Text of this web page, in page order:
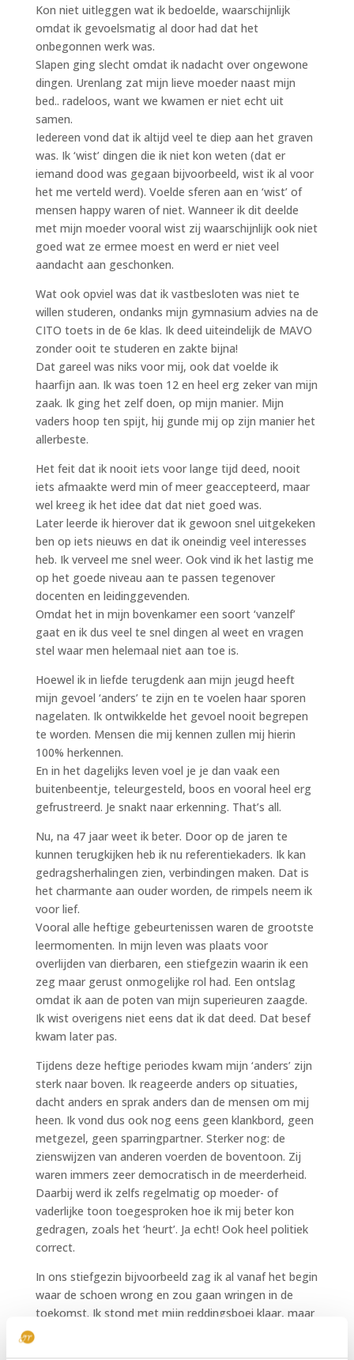
Kon niet uitleggen wat ik bedoelde, waarschijnlijk
omdat ik gevoelsmatig al door had dat het
onbegonnen werk was.
Slapen ging slecht omdat ik nadacht over ongewone
dingen. Urenlang zat mijn lieve moeder naast mijn
bed.. radeloos, want we kwamen er niet echt uit
samen.
Iedereen vond dat ik altijd veel te diep aan het graven
was. Ik ‘wist’ dingen die ik niet kon weten (dat er
iemand dood was gegaan bijvoorbeeld, wist ik al voor
het me verteld werd). Voelde sferen aan en ‘wist’ of
mensen happy waren of niet. Wanneer ik dit deelde
met mijn moeder vooral wist zij waarschijnlijk ook niet
goed wat ze ermee moest en werd er niet veel
aandacht aan geschonken.
Wat ook opviel was dat ik vastbesloten was niet te
willen studeren, ondanks mijn gymnasium advies na de
CITO toets in de 6e klas. Ik deed uiteindelijk de MAVO
zonder ooit te studeren en zakte bijna!
Dat gareel was niks voor mij, ook dat voelde ik
haarfijn aan. Ik was toen 12 en heel erg zeker van mijn
zaak. Ik ging het zelf doen, op mijn manier. Mijn
vaders hoop ten spijt, hij gunde mij op zijn manier het
allerbeste.
Het feit dat ik nooit iets voor lange tijd deed, nooit
iets afmaakte werd min of meer geaccepteerd, maar
wel kreeg ik het idee dat dat niet goed was.
Later leerde ik hierover dat ik gewoon snel uitgekeken
ben op iets nieuws en dat ik oneindig veel interesses
heb. Ik verveel me snel weer. Ook vind ik het lastig me
op het goede niveau aan te passen tegenover
docenten en leidinggevenden.
Omdat het in mijn bovenkamer een soort ‘vanzelf’
gaat en ik dus veel te snel dingen al weet en vragen
stel waar men helemaal niet aan toe is.
Hoewel ik in liefde terugdenk aan mijn jeugd heeft
mijn gevoel ‘anders’ te zijn en te voelen haar sporen
nagelaten. Ik ontwikkelde het gevoel nooit begrepen
te worden. Mensen die mij kennen zullen mij hierin
100% herkennen.
En in het dagelijks leven voel je je dan vaak een
buitenbeentje, teleurgesteld, boos en vooral heel erg
gefrustreerd. Je snakt naar erkenning. That’s all.
Nu, na 47 jaar weet ik beter. Door op de jaren te
kunnen terugkijken heb ik nu referentiekaders. Ik kan
gedragsherhalingen zien, verbindingen maken. Dat is
het charmante aan ouder worden, de rimpels neem ik
voor lief.
Vooral alle heftige gebeurtenissen waren de grootste
leermomenten. In mijn leven was plaats voor
overlijden van dierbaren, een stiefgezin waarin ik een
zeg maar gerust onmogelijke rol had. Een ontslag
omdat ik aan de poten van mijn superieuren zaagde.
Ik wist overigens niet eens dat ik dat deed. Dat besef
kwam later pas.
Tijdens deze heftige periodes kwam mijn ‘anders’ zijn
sterk naar boven. Ik reageerde anders op situaties,
dacht anders en sprak anders dan de mensen om mij
heen. Ik vond dus ook nog eens geen klankbord, geen
metgezel, geen sparringpartner. Sterker nog: de
zienswijzen van anderen voerden de boventoon. Zij
waren immers zeer democratisch in de meerderheid.
Daarbij werd ik zelfs regelmatig op moeder- of
vaderlijke toon toegesproken hoe ik mij beter kon
gedragen, zoals het ‘heurt’. Ja echt! Ook heel politiek
correct.
In ons stiefgezin bijvoorbeeld zag ik al vanaf het begin
waar de schoen wrong en zou gaan wringen in de
toekomst. Ik stond met mijn reddingsboei klaar, maar